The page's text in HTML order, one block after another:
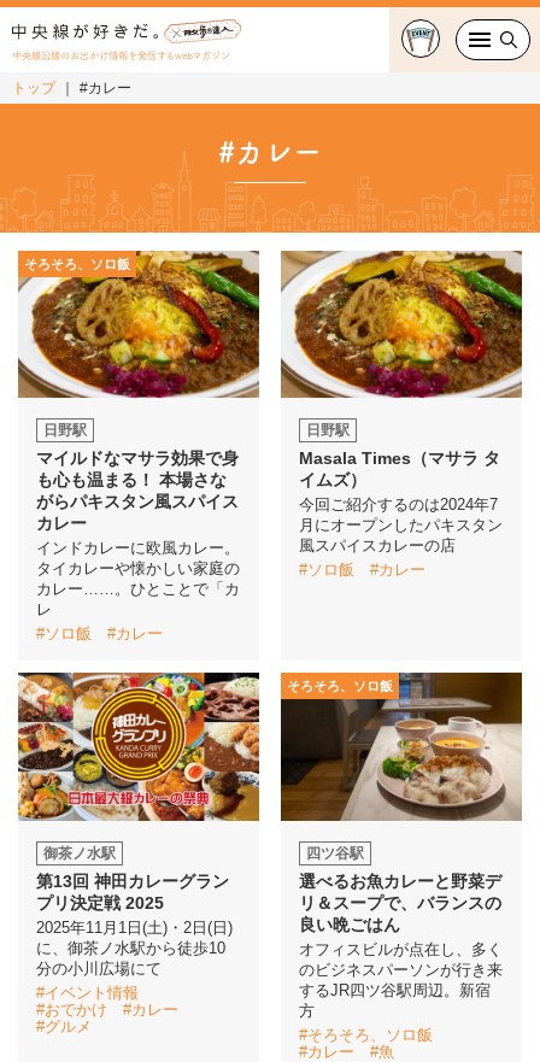
中央線沿線のお出かけ情報を発信するwebマガジン
スイーツ・テイクアウト
ショッピング
中央線カルチャー
特集
連載
中央線フェス
イベント情報
駅から探す
トップ #カレー
#カレー
そろそろ、ソロ飯
日野駅
マイルドなマサラ効果で身
も心も温まる！ 本場さな
がらパキスタン風スパイス
カレー
インドカレーに欧風カレー。
タイカレーや懐かしい家庭の
カレー……。ひとことで「カ
レ
#ソロ飯
#カレー
日野駅
Masala Times（マサラ タ
イムズ）
今回ご紹介するのは2024年7
月にオープンしたパキスタン
風スパイスカレーの店
#ソロ飯
#カレー
御茶ノ水駅
第13回 神田カレーグラン
プリ決定戦 2025
2025年11月1日(土)・2日(日)
に、御茶ノ水駅から徒歩10
分の小川広場にて
#イベント情報
#おでかけ
#カレー
#グルメ
そろそろ、ソロ飯
四ツ谷駅
選べるお魚カレーと野菜デ
リ＆スープで、バランスの
良い晩ごはん
オフィスビルが点在し、多く
のビジネスパーソンが行き来
するJR四ツ谷駅周辺。新宿
方
#そろそろ、ソロ飯
#カレー
#魚